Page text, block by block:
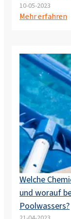
10-05-2023
Mehr erfahren
Welche
und worauf
Poolwassers?